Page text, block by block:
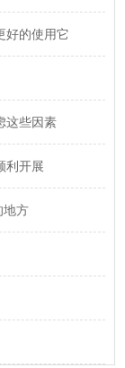
好的使用它
这些因素
利开展
地方